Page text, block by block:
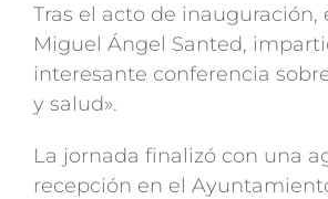
Tras el acto de inauguración,
Miguel Ángel Santed,
interesante conferencia
y salud».
La jornada finalizó con una
recepción en el